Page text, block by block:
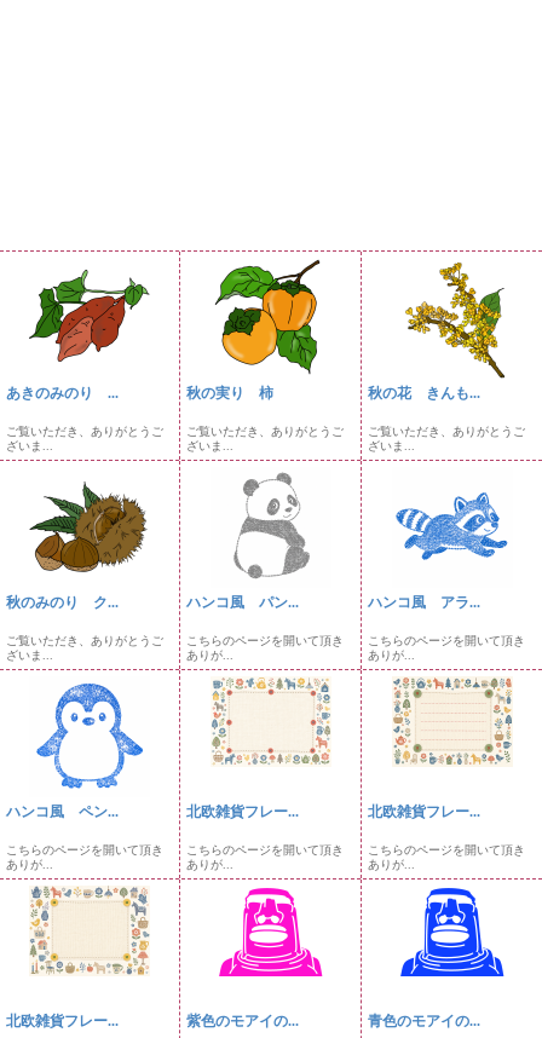
あきのみのり ...
ご覧いただき、ありがとうご
ざいま...
秋の実り 柿
ご覧いただき、ありがとうご
ざいま...
秋の花 きんも...
ご覧いただき、ありがとうご
ざいま...
秋のみのり ク...
ご覧いただき、ありがとうご
ざいま...
ハンコ風 パン...
こちらのページを開いて頂き
ありが...
ハンコ風 アラ...
こちらのページを開いて頂き
ありが...
ハンコ風 ペン...
こちらのページを開いて頂き
ありが...
北欧雑貨フレー...
こちらのページを開いて頂き
ありが...
北欧雑貨フレー...
こちらのページを開いて頂き
ありが...
北欧雑貨フレー... 紫色のモアイの... 青色のモアイの...